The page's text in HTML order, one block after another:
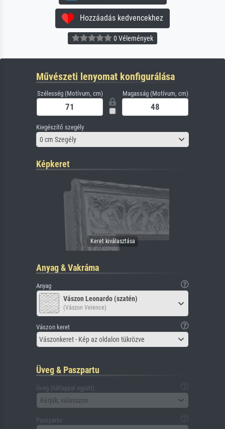
Hozzáadás kedvencekhez
0 Vélemények
Művészeti lenyomat konfigurálása
Szélesség (Motívum, cm) Magasság (Motívum, cm)
Kiegészítő szegély
0 cm Szegély
Képkeret
Anyag & Vakráma
Anyag
Vászon Leonardo (szatén)
(Vászon Velence)
Vászon keret
Vászonkeret - Kép az oldalon tükrözve
Üveg & Paszpartu
Üveg (hátlappal együtt)
Kérjük, válasszon
Paszpartu